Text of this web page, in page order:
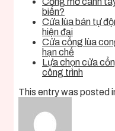
biến?
Cửa lùa bán tự
hiện đại
Cửa cổng lùa
hạn chế
Lựa chọn cửa
công trình
This entry was posted